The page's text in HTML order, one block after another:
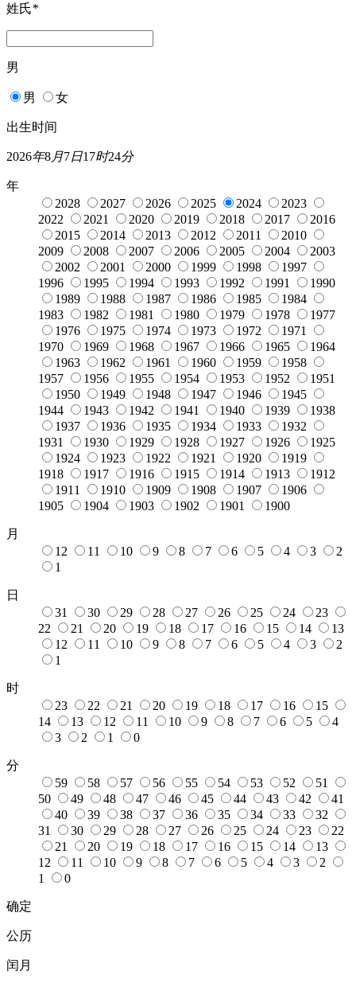
姓氏*
男
男 女
出生时间
2026年8月7日17时24分
年
2028
2027 2026 2025 2024
2023
2022
2021 2020 2019 2018 2017
2016
2015
2014 2013 2012 2011
2010
2009
2008 2007 2006 2005 2004
2003
2002
2001 2000 1999 1998
1997
1996
1995 1994 1993 1992 1991
1990
1989
1988 1987 1986 1985
1984
1983
1982 1981 1980 1979 1978
1977
1976
1975 1974 1973 1972
1971
1970
1969 1968 1967 1966 1965
1964
1963
1962 1961 1960 1959
1958
1957
1956 1955 1954 1953 1952
1951
1950
1949 1948 1947 1946
1945
1944
1943 1942 1941 1940 1939
1938
1937
1936 1935 1934 1933
1932
1931
1930 1929 1928 1927 1926
1925
1924
1923 1922 1921 1920
1919
1918
1917 1916 1915 1914 1913
1912
1911
1910 1909 1908 1907
1906
1905
1904 1903 1902 1901 1900
月
12
11 10 9 8 7 6 5 4 3
2
1
日
31
30 29 28 27 26 25 24
23
22
21 20 19 18 17 16 15 14
13
12
11 10 9 8 7 6 5 4 3
2
1
时
23
22 21 20 19 18 17 16
15
14
13 12 11 10 9 8 7 6 5
4
3
2 1 0
分
59
58 57 56 55 54 53 52
51
50
49 48 47 46 45 44 43 42
41
40
39 38 37 36 35 34 33
32
31
30 29 28 27 26 25 24 23
22
21
20 19 18 17 16 15 14
13
12
11 10 9 8 7 6 5 4 3
2
1
0
确定
公历
闰月